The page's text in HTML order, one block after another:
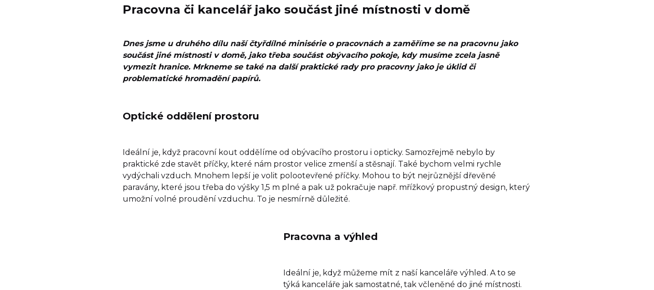
Pracovna či kancelář jako součást jiné místnosti v domě
Dnes jsme u druhého dílu naší čtyřdílné minisérie o pracovnách a zaměříme se na pracovnu jako
součást jiné místnosti v domě, jako třeba součást obývacího pokoje, kdy musíme zcela jasně
vymezit hranice. Mrkneme se také na další praktické rady pro pracovny jako je úklid či
problematické hromadění papírů.
Optické oddělení prostoru
Ideální je, když pracovní kout oddělíme od obývacího prostoru i opticky. Samozřejmě nebylo by
praktické zde stavět příčky, které nám prostor velice zmenší a stěsnají. Také bychom velmi rychle
vydýchali vzduch. Mnohem lepší je volit polootevřené příčky. Mohou to být nejrůznější dřevěné
paravány, které jsou třeba do výšky 1,5 m plné a pak už pokračuje např. mřížkový propustný design, který
umožní volné proudění vzduchu. To je nesmírně důležité.
Pracovna a výhled
Ideální je, když můžeme mít z naší kanceláře výhled. A to se
týká kanceláře jak samostatné, tak včleněné do jiné místnosti.